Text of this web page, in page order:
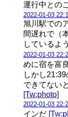
運行中との
2022-01-03
旭川駅での
間遅れで（
しているよ
2022-01-03
めに宿を富
しかし
できてない
[Tw:photo]
2022-01-03
インだ